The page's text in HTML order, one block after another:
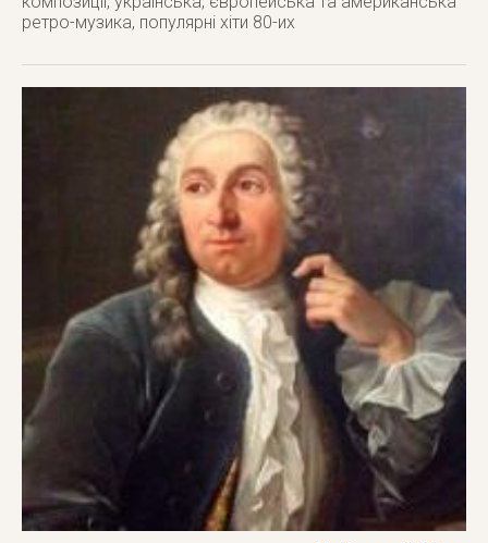
ретро-музика, популярні хіти 80-их